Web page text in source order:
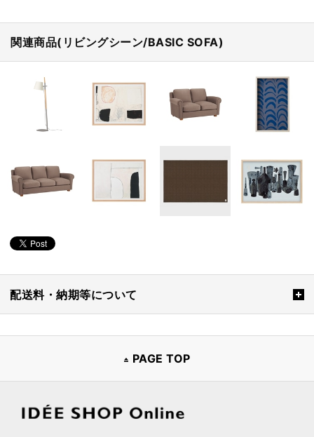
関連商品(リビングシーン/BASIC SOFA)
配送料・納期等について
PAGE TOP